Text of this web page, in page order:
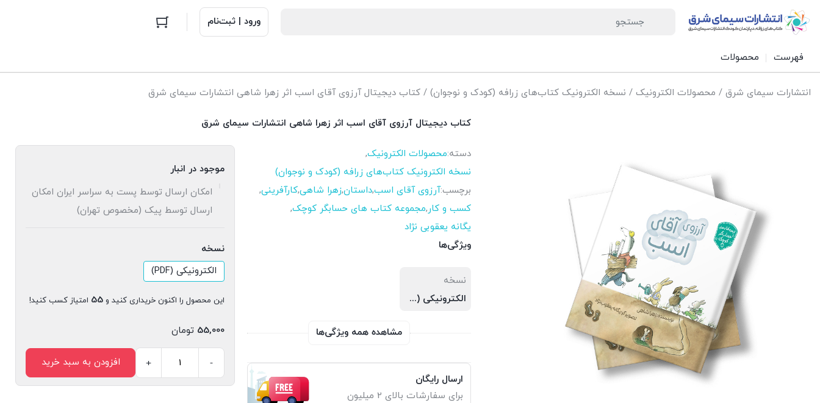
ورود | ثبت‌نام
فهرست محصولات
انتشارات سیمای شرق / محصولات الکترونیک / نسخه الکترونیک کتاب‌های زرافه (کودک و نوجوان) / کتاب دیجیتال آرزوی آقای اسب اثر زهرا شاهی انتشارات سیمای شرق
کتاب دیجیتال آرزوی آقای اسب اثر زهرا شاهی انتشارات سیمای شرق
دسته:محصولات الکترونیک,
نسخه الکترونیک کتاب‌های زرافه (کودک و نوجوان)
برچسب:آرزوی آقای اسب,داستان,زهرا شاهی,کارآفرینی,
کسب و کار,مجموعه کتاب های حسابگر کوچک,
یگانه یعقوبی نژاد
ویژگی‌ها
نسخه
الکترونیکی (PDF)
مشاهده همه ویژگی‌ها
ارسال رایگان
برای سفارشات بالای 2 میلیون
موجود در انبار
امکان ارسال توسط پست به سراسر ایران امکان
ارسال توسط پیک (مخصوص تهران)
نسخه
الکترونیکی (PDF)
این محصول را اکنون خریداری کنید و 55 امتیاز کسب کنید!
55,000 تومان
دیجیتال
-
+ افزودن به سبد خرید